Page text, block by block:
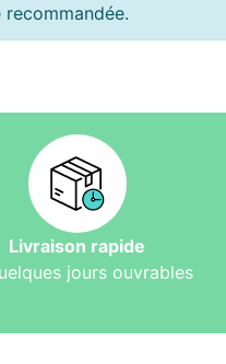
Livraison rapide
jours ouvrables